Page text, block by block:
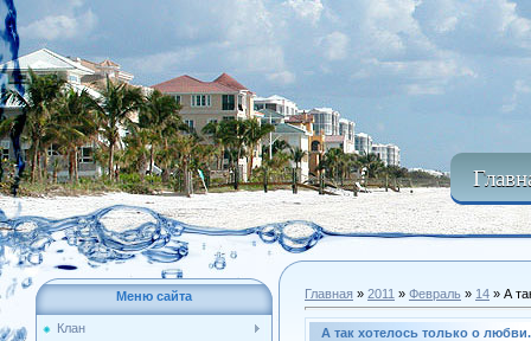
Меню сайта
Клан
Главная » 2011 » Февраль » 14 » А
А так хотелось только о